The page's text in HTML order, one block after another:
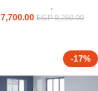
ترابيزات,
EGP9,250.00
7,700.00
-17%